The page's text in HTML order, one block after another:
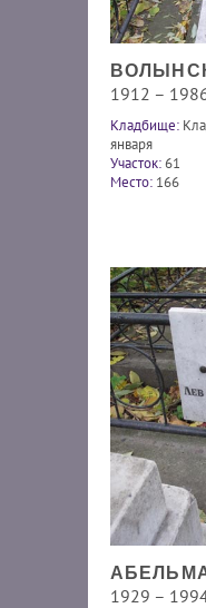
1912 –
Кладбище:
января
Участок:61
Место: 166
1929 –